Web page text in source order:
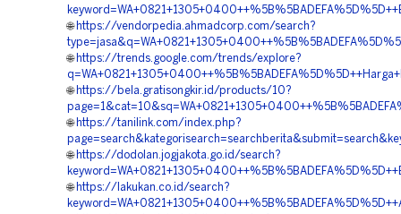
🌐 https://vendorpedia.ahmadcorp.com/search?
🌐 https://trends.google.com/trends/explore?
🌐 https://bela.gratisongkir.id/products/10?
🌐 https://tanilink.com/index.php?
🌐 https://dodolan.jogjakota.go.id/search?
🌐 https://lakukan.co.id/search?